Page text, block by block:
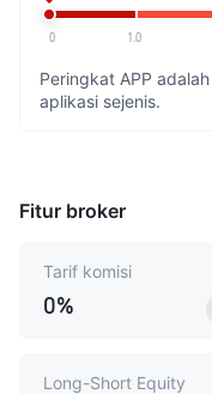
0 1.0
Peringkat APP adalah
aplikasi sejenis.
Fitur broker
Tarif komisi
0%
Long-Short Equity